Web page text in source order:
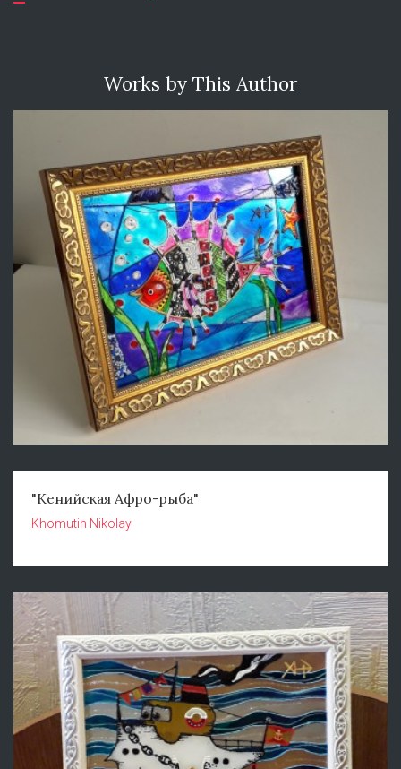
Works by This Author
"Кенийская Афро-рыба"
Khomutin Nikolay